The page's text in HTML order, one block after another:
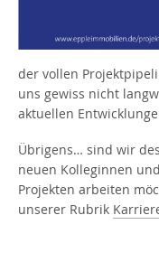
der vollen
uns gewiss nicht
aktuellen
Übrigens… sind wir
neuen Kolleginnen
Projekten arbeiten
unserer Rubrik